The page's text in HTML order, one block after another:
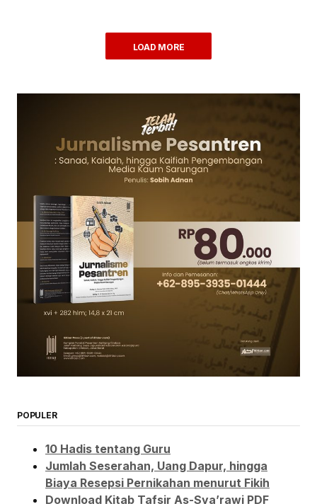
LOAD MORE
POPULER
10 Hadis tentang Guru
Jumlah Seserahan, Uang Dapur, hingga
Biaya Resepsi Pernikahan menurut Fikih
Download Kitab Tafsir As-Sya’rawi PDF